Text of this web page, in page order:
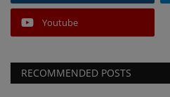
Youtube
RECOMMENDED POSTS